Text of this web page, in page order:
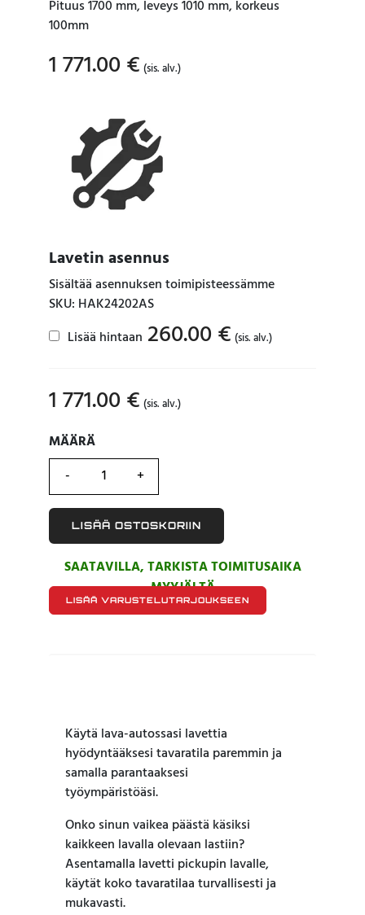
Pituus 1700 mm, leveys 1010 mm, korkeus
100mm
1 771.00 € (sis. alv.)
Lavetin asennus
Sisältää asennuksen toimipisteessämme
SKU: HAK24202AS
Lisää hintaan 260.00 € (sis. alv.)
1 771.00 € (sis. alv.)
MÄÄRÄ
MÄÄRÄ
LISÄÄ OSTOSKORIIN
SAATAVILLA, TARKISTA TOIMITUSAIKA
MYYJÄLTÄ
LISÄÄ VARUSTELUTARJOUKSEEN
Käytä lava-autossasi lavettia
hyödyntääksesi tavaratila paremmin ja
samalla parantaaksesi
työympäristöäsi.
Onko sinun vaikea päästä käsiksi
kaikkeen lavalla olevaan lastiin?
Asentamalla lavetti pickupin lavalle,
käytät koko tavaratilaa turvallisesti ja
mukavasti.